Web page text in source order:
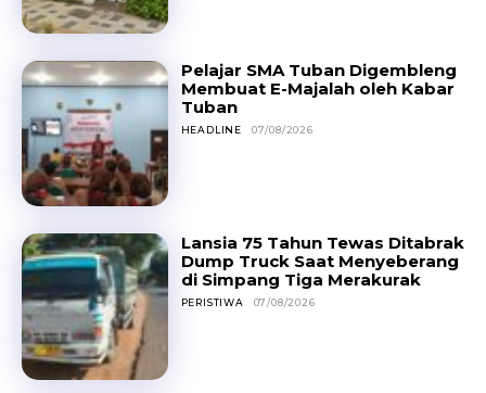
Pelajar SMA Tuban Digembleng
Membuat E-Majalah oleh Kabar
Tuban
HEADLINE 07/08/2026
Lansia 75 Tahun Tewas Ditabrak
Dump Truck Saat Menyeberang
di Simpang Tiga Merakurak
PERISTIWA 07/08/2026